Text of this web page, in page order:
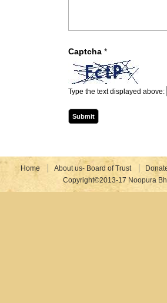
Captcha *
Type the text displayed above:
Home About us- Board of Trust
Copyright©2013-17 Noopura